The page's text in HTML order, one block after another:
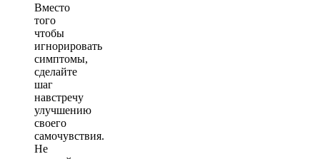
Вместо
того
чтобы
игнорировать
симптомы,
сделайте
шаг
навстречу
улучшению
своего
самочувствия.
Не